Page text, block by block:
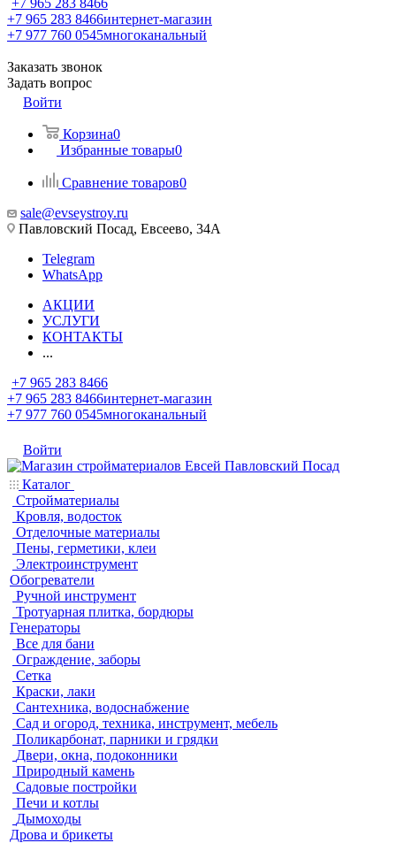
+7 965 283 8466
+7 965 283 8466интернет-магазин
+7 977 760 0545многоканальный
Заказать звонок
Задать вопрос
Войти
Корзина0
Избранные товары0
Сравнение товаров0
sale@evseystroy.ru
Павловский Посад, Евсеево, 34А
Telegram
WhatsApp
АКЦИИ
УСЛУГИ
КОНТАКТЫ
...
+7 965 283 8466
+7 965 283 8466интернет-магазин
+7 977 760 0545многоканальный
Войти
Каталог
Стройматериалы
Кровля, водосток
Отделочные материалы
Пены, герметики, клеи
Электроинструмент
Обогреватели
Ручной инструмент
Тротуарная плитка, бордюры
Генераторы
Все для бани
Ограждение, заборы
Сетка
Краски, лаки
Сантехника, водоснабжение
Сад и огород, техника, инструмент, мебель
Поликарбонат, парники и грядки
Двери, окна, подоконники
Природный камень
Садовые постройки
Печи и котлы
Дымоходы
Дрова и брикеты